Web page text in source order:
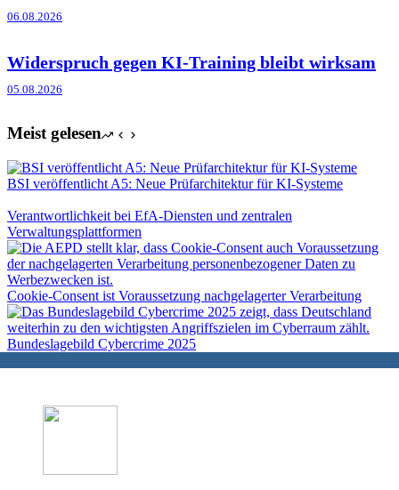
06.08.2026
Widerspruch gegen KI-Training bleibt wirksam
05.08.2026
Meist gelesen
BSI veröffentlicht A5: Neue Prüfarchitektur für KI-Systeme
Verantwortlichkeit bei EfA-Diensten und zentralen
Verwaltungsplattformen
Cookie-Consent ist Voraussetzung nachgelagerter Verarbeitung
Bundeslagebild Cybercrime 2025